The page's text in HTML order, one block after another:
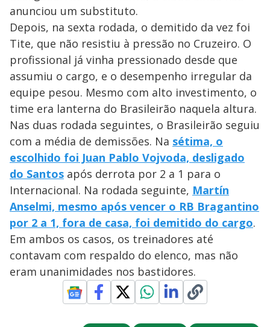
y
V
i
d
e
o
M
d
o
anunciou um substituto.
Depois, na sexta rodada, o demitido da vez foi
Tite, que não resistiu à pressão no Cruzeiro. O
profissional já vinha pressionado desde que
assumiu o cargo, e o desempenho irregular da
equipe pesou. Mesmo com alto investimento, o
time era lanterna do Brasileirão naquela altura.
Nas duas rodada seguintes, o Brasileirão seguiu
com a média de demissões. Na sétima, o
escolhido foi Juan Pablo Vojvoda, desligado
do Santos após derrota por 2 a 1 para o
Internacional. Na rodada seguinte, Martín
Anselmi, mesmo após vencer o RB Bragantino
por 2 a 1, fora de casa, foi demitido do cargo.
Em ambos os casos, os treinadores até
contavam com respaldo do elenco, mas não
eram unanimidades nos bastidores.